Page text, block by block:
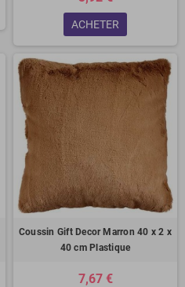
ACHETER
Coussin Gift Decor Marron 40 x 2 x
40 cm Plastique
7,67 €